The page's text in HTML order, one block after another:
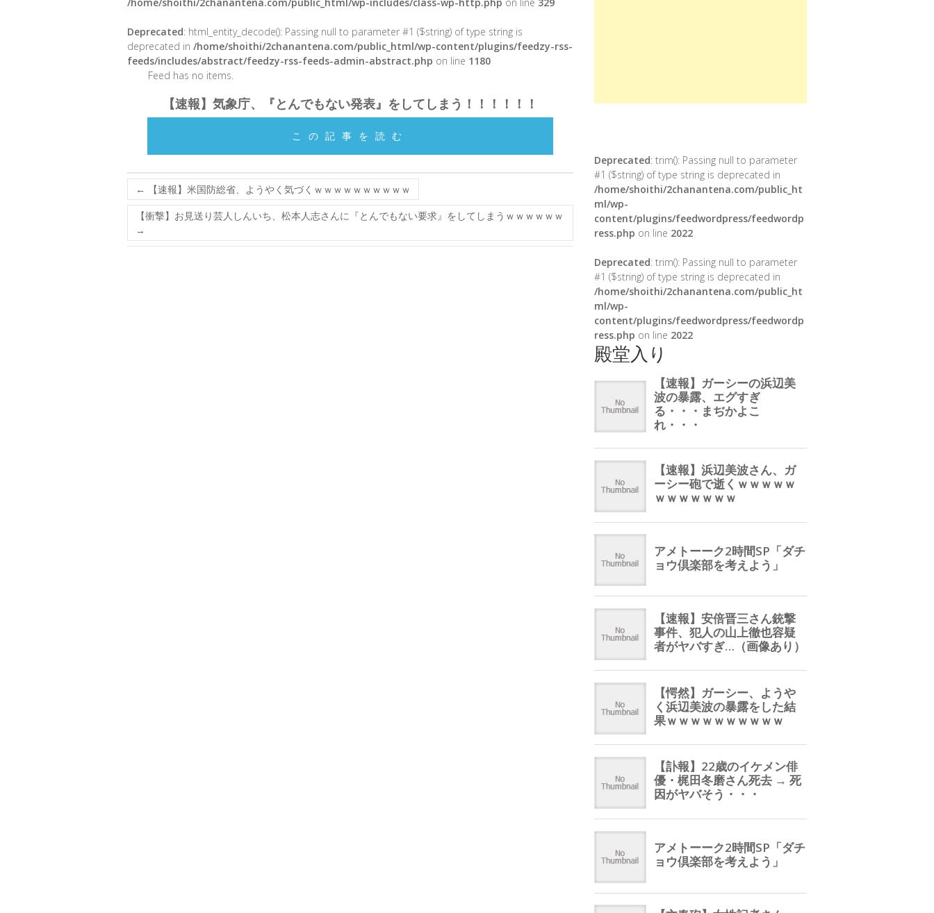
Deprecated: html_entity_decode(): Passing null to parameter #1 ($string) of type string is
deprecated in /home/shoithi/2chanantena.com/public_html/wp-content/plugins/feedzy-rss-
feeds/includes/abstract/feedzy-rss-feeds-admin-abstract.php on line 1180
Feed has no items.
【速報】気象庁、『とんでもない発表』をしてしまう！！！！！！
この記事を読む
←
【速報】米国防総省、ようやく気づくｗｗｗｗｗｗｗｗｗｗ
【衝撃】お見送り芸人しんいち、松本人志さんに『とんでもない要求』をしてしまうｗｗｗｗｗｗ
→
Deprecated: trim(): Passing null to parameter
#1 ($string) of type string is deprecated in
/home/shoithi/2chanantena.com/public_ht
ml/wp-
content/plugins/feedwordpress/feedwordp
ress.php on line 2022
Deprecated: trim(): Passing null to parameter
#1 ($string) of type string is deprecated in
/home/shoithi/2chanantena.com/public_ht
ml/wp-
content/plugins/feedwordpress/feedwordp
ress.php on line 2022
殿堂入り